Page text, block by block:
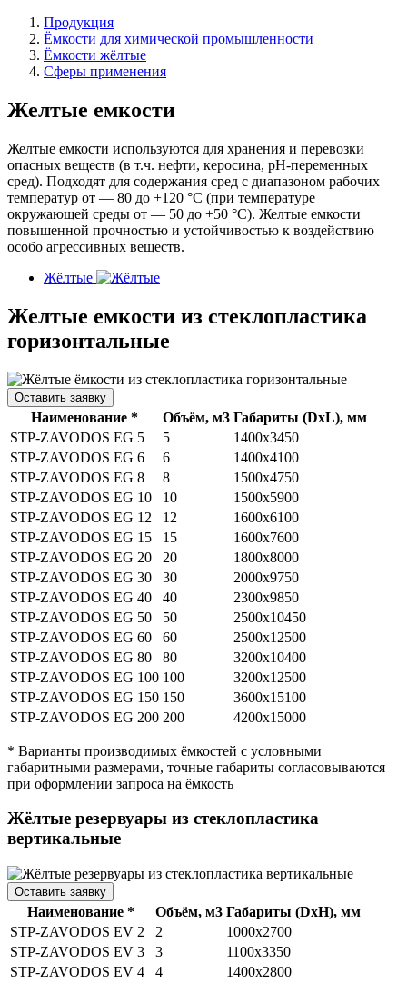
Продукция
Ёмкости для химической промышленности
Ёмкости жёлтые
Сферы применения
Желтые емкости
Желтые емкости используются для хранения и перевозки
опасных веществ (в т.ч. нефти, керосина, pH-переменных
сред). Подходят для содержания сред с диапазоном рабочих
температур от — 80 до +120 °C (при температуре
окружающей среды от — 50 до +50 °C). Желтые емкости
повышенной прочностью и устойчивостью к воздействию
особо агрессивных веществ.
Жёлтые
Желтые емкости из стеклопластика
горизонтальные
Оставить заявку
Наименование * Объём, м3 Габариты (DхL), мм
STP-ZAVODOS EG 5
5
1400х3450
STP-ZAVODOS EG 6
6
1400x4100
STP-ZAVODOS EG 8
8
1500x4750
STP-ZAVODOS EG 10
10
1500х5900
STP-ZAVODOS EG 12
12
1600х6100
STP-ZAVODOS EG 15
15
1600х7600
STP-ZAVODOS EG 20
20
1800х8000
STP-ZAVODOS EG 30
30
2000х9750
STP-ZAVODOS EG 40
40
2300х9850
STP-ZAVODOS EG 50
50
2500х10450
STP-ZAVODOS EG 60
60
2500х12500
STP-ZAVODOS EG 80
80
3200х10400
STP-ZAVODOS EG 100 100
3200х12500
STP-ZAVODOS EG 150 150
3600х15100
STP-ZAVODOS EG 200 200 4200х15000
* Варианты производимых ёмкостей с условными
габаритными размерами, точные габариты согласовываются
при оформлении запроса на ёмкость
Жёлтые резервуары из стеклопластика
вертикальные
Оставить заявку
Наименование * Объём, м3 Габариты (DхH), мм
STP-ZAVODOS EV 2
2
1000х2700
STP-ZAVODOS EV 3
3
1100x3350
STP-ZAVODOS EV 4
4
1400x2800